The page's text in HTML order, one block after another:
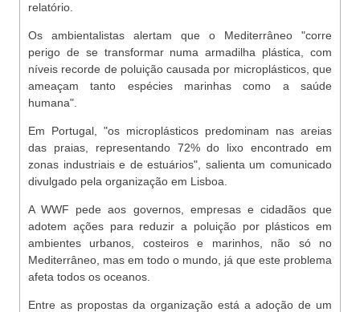
relatório.
Os ambientalistas alertam que o Mediterrâneo "corre
perigo de se transformar numa armadilha plástica, com
níveis recorde de poluição causada por microplásticos, que
ameaçam tanto espécies marinhas como a saúde
humana".
Em Portugal, "os microplásticos predominam nas areias
das praias, representando 72% do lixo encontrado em
zonas industriais e de estuários", salienta um comunicado
divulgado pela organização em Lisboa.
A WWF pede aos governos, empresas e cidadãos que
adotem ações para reduzir a poluição por plásticos em
ambientes urbanos, costeiros e marinhos, não só no
Mediterrâneo, mas em todo o mundo, já que este problema
afeta todos os oceanos.
Entre as propostas da organização está a adoção de um